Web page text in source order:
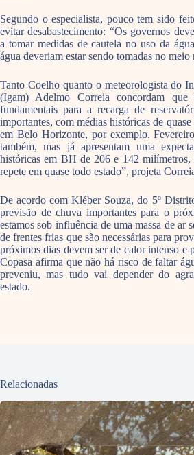
Segundo o especialista, pouco tem sido
evitar desabastecimento: “Os governos
a tomar medidas de cautela no uso da
água deveriam estar sendo tomadas no meio
Tanto Coelho quanto o meteorologista do
(Igam) Adelmo Correia concordam
fundamentais para a recarga de
importantes, com médias históricas de
em Belo Horizonte, por exemplo.
também, mas já apresentam uma
históricas em BH de 206 e 142 milímetros,
repete em quase todo estado”, projeta
De acordo com Kléber Souza, do 5º
previsão de chuva importantes para o
estamos sob influência de uma massa de ar
de frentes frias que são necessárias para
próximos dias devem ser de calor intenso e
Copasa afirma que não há risco de faltar
preveniu, mas tudo vai depender do
estado.
Relacionadas